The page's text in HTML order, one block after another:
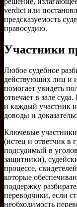
verdict или
предсказуемость
правосудию.
Участники
Любое судебное
действующих лиц и
помогает увидеть
отвечает в зале
и каждый участник
доводы и
Ключевые
(истец и ответчик в
подсудимый в
защитники),
процессе,
которые
поддержку
переводчики, если
необходимость